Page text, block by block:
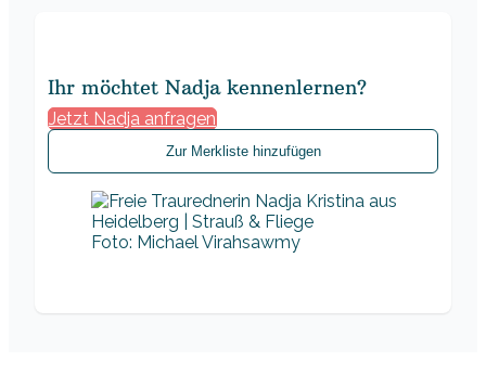
Ihr möchtet Nadja kennenlernen?
Jetzt Nadja anfragen
Zur Merkliste hinzufügen
Foto: Michael Virahsawmy